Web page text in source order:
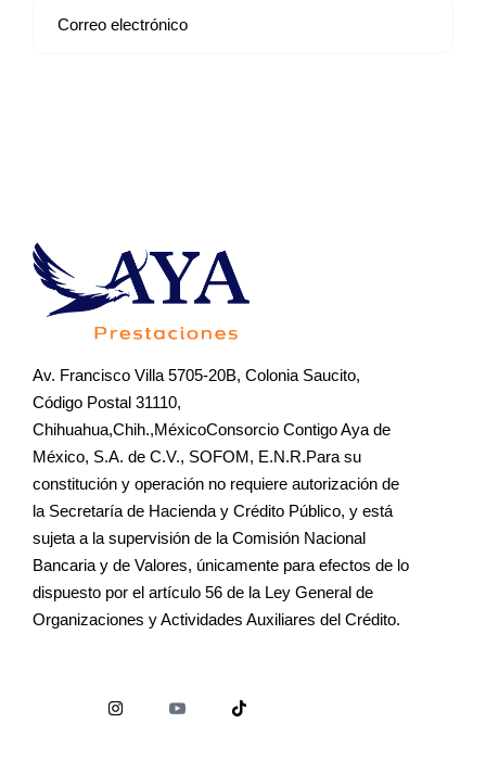
Av. Francisco Villa 5705-20B, Colonia Saucito,
Código Postal 31110,
Chihuahua,Chih.,MéxicoConsorcio Contigo Aya de
México, S.A. de C.V., SOFOM, E.N.R.Para su
constitución y operación no requiere autorización de
la Secretaría de Hacienda y Crédito Público, y está
sujeta a la supervisión de la Comisión Nacional
Bancaria y de Valores, únicamente para efectos de lo
dispuesto por el artículo 56 de la Ley General de
Organizaciones y Actividades Auxiliares del Crédito.